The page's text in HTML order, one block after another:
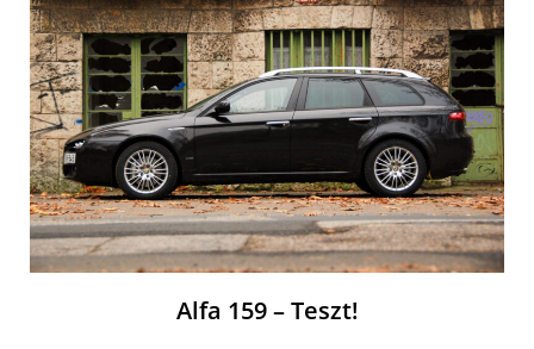
Alfa 159 – Teszt!